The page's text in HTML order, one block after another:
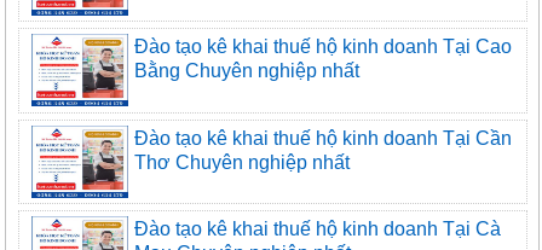
Đào tạo kê khai thuế hộ kinh doanh Tại Cao
Bằng Chuyên nghiệp nhất
Đào tạo kê khai thuế hộ kinh doanh Tại Cần
Thơ Chuyên nghiệp nhất
Đào tạo kê khai thuế hộ kinh doanh Tại Cà